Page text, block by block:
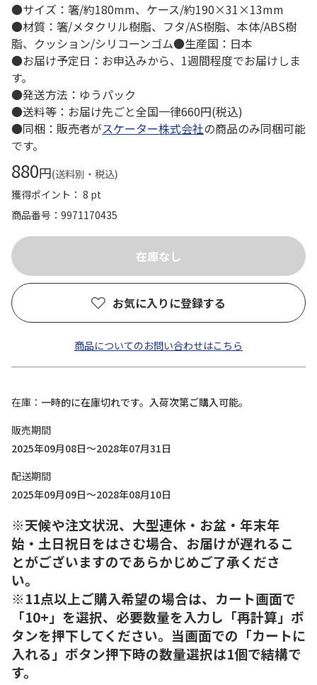
●サイズ：箸/約180mm、ケース/約190×31×13mm
●材質：箸/メタクリル樹脂、フタ/AS樹脂、本体/ABS樹
脂、クッション/シリコーンゴム●生産国：日本
●お届け予定日：お申込みから、1週間程度でお届けしま
す。
●発送方法：ゆうパック
●送料等：お届け先ごと全国一律660円(税込)
●同梱：販売者がスケーター株式会社の商品のみ同梱可能
です。
880円(送料別・税込)
獲得ポイント： 8 pt
商品番号
9971170435
お気に入りに登録する
商品についてのお問い合わせはこちら
在庫
一時的に在庫切れです。入荷次第ご購入可能。
販売期間
2025年09月08日～2028年07月31日
配送期間
2025年09月09日～2028年08月10日
※天候や注文状況、大型連休・お盆・年末年
始・土日祝日をはさむ場合、お届けが遅れるこ
とがございますのであらかじめご了承くださ
い。
※11点以上ご購入希望の場合は、カート画面で
「10+」を選択、必要数量を入力し「再計算」ボ
タンを押下してください。当画面での「カートに
入れる」ボタン押下時の数量選択は1個で結構で
す。